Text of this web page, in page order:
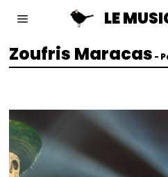
LE
Zoufris Maracas -